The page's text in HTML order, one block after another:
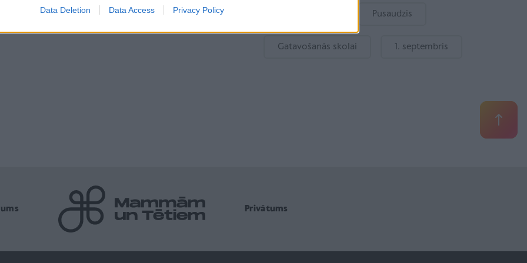
Data Deletion Data Access Privacy Policy Pusaudzis
Gatavošanās skolai 1. septembris
Privātums